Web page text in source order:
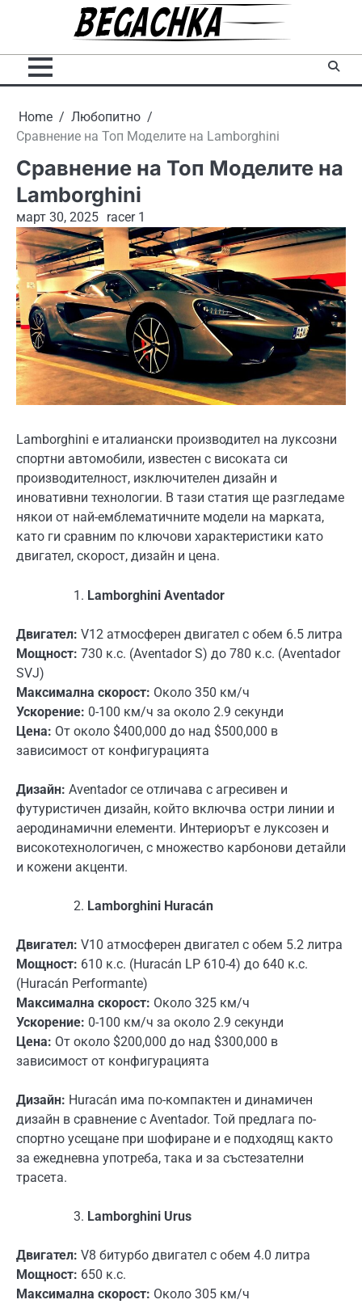
Home
Любопитно
Сравнение на Топ Моделите на Lamborghini
Сравнение на Топ Моделите на
Lamborghini
март 30, 2025 racer 1
Lamborghini е италиански производител на луксозни
спортни автомобили, известен с високата си
производителност, изключителен дизайн и
иновативни технологии. В тази статия ще разгледаме
някои от най-емблематичните модели на марката,
като ги сравним по ключови характеристики като
двигател, скорост, дизайн и цена.
Lamborghini Aventador
Двигател: V12 атмосферен двигател с обем 6.5 литра
Мощност: 730 к.с. (Aventador S) до 780 к.с. (Aventador
SVJ)
Максимална скорост: Около 350 км/ч
Ускорение: 0-100 км/ч за около 2.9 секунди
Цена: От около $400,000 до над $500,000 в
зависимост от конфигурацията
Дизайн: Aventador се отличава с агресивен и
футуристичен дизайн, който включва остри линии и
аеродинамични елементи. Интериорът е луксозен и
високотехнологичен, с множество карбонови детайли
и кожени акценти.
Lamborghini Huracán
Двигател: V10 атмосферен двигател с обем 5.2 литра
Мощност: 610 к.с. (Huracán LP 610-4) до 640 к.с.
(Huracán Performante)
Максимална скорост: Около 325 км/ч
Ускорение: 0-100 км/ч за около 2.9 секунди
Цена: От около $200,000 до над $300,000 в
зависимост от конфигурацията
Дизайн: Huracán има по-компактен и динамичен
дизайн в сравнение с Aventador. Той предлага по-
спортно усещане при шофиране и е подходящ както
за ежедневна употреба, така и за състезателни
трасета.
Lamborghini Urus
Двигател: V8 битурбо двигател с обем 4.0 литра
Мощност: 650 к.с.
Максимална скорост: Около 305 км/ч